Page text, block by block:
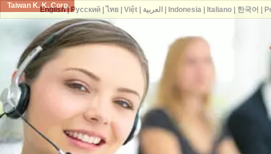
Taiwan K. K. Corp.
English| Русский| ไทย| Việt| العربية Indonesia| Italiano| 한국어